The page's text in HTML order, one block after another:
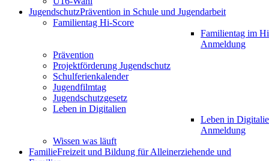
JugendschutzPrävention in Schule und Jugendarbeit
Familientag Hi-Score
Familientag im
Anmeldung
Prävention
Projektförderung Jugendschutz
Schulferienkalender
Jugendfilmtag
Jugendschutzgesetz
Leben in Digitalien
Leben in
Anmeldung
Wissen was läuft
FamilieFreizeit und Bildung für Alleinerziehende und